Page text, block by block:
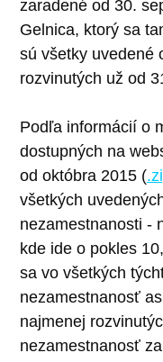
zaradené od 30.
Gelnica, ktorý sa
sú všetky uvedené
rozvinutých už od
Podľa informácií o
dostupných na
od októbra 2015 (
všetkých
nezamestnanosti -
kde ide o pokles
sa vo všetkých
nezamestnanosť
najmenej
nezamestnanosť